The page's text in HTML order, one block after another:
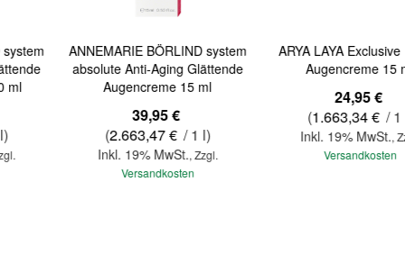
ANNEMARIE BÖRLIND system
absolute Anti-Aging Glättende
Augencreme 15 ml
39,95 €
2.663,47 €/ 1 l)
Inkl. 19% MwSt.,Zzgl.
Versandkosten
ARYA LAYA Exclusive Repair
Augencreme 15 ml
24,95 €
1.663,34 €/ 1 l)
Inkl. 19% MwSt.,Zzgl.
Versandkosten